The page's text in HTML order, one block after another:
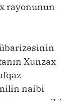
rayonunun
Xunzax
naibi